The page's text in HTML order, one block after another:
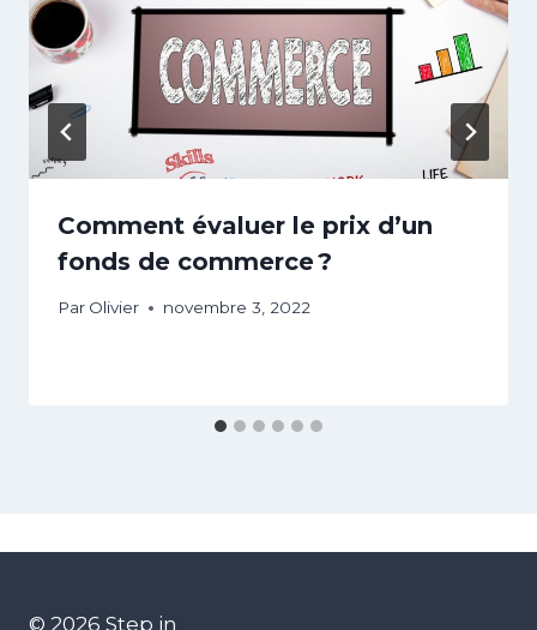
Comment évaluer le prix d’un
fonds de commerce ?
Par Olivier novembre 3, 2022
© 2026 Step in